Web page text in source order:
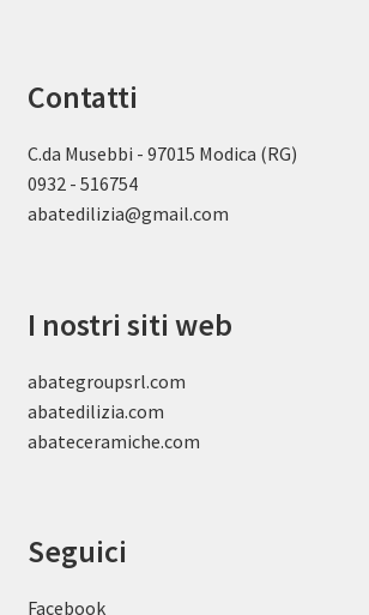
Contatti
C.da Musebbi - 97015 Modica (RG)
0932 - 516754
abatedilizia@gmail.com
I nostri siti web
abategroupsrl.com
abatedilizia.com
abateceramiche.com
Seguici
Facebook